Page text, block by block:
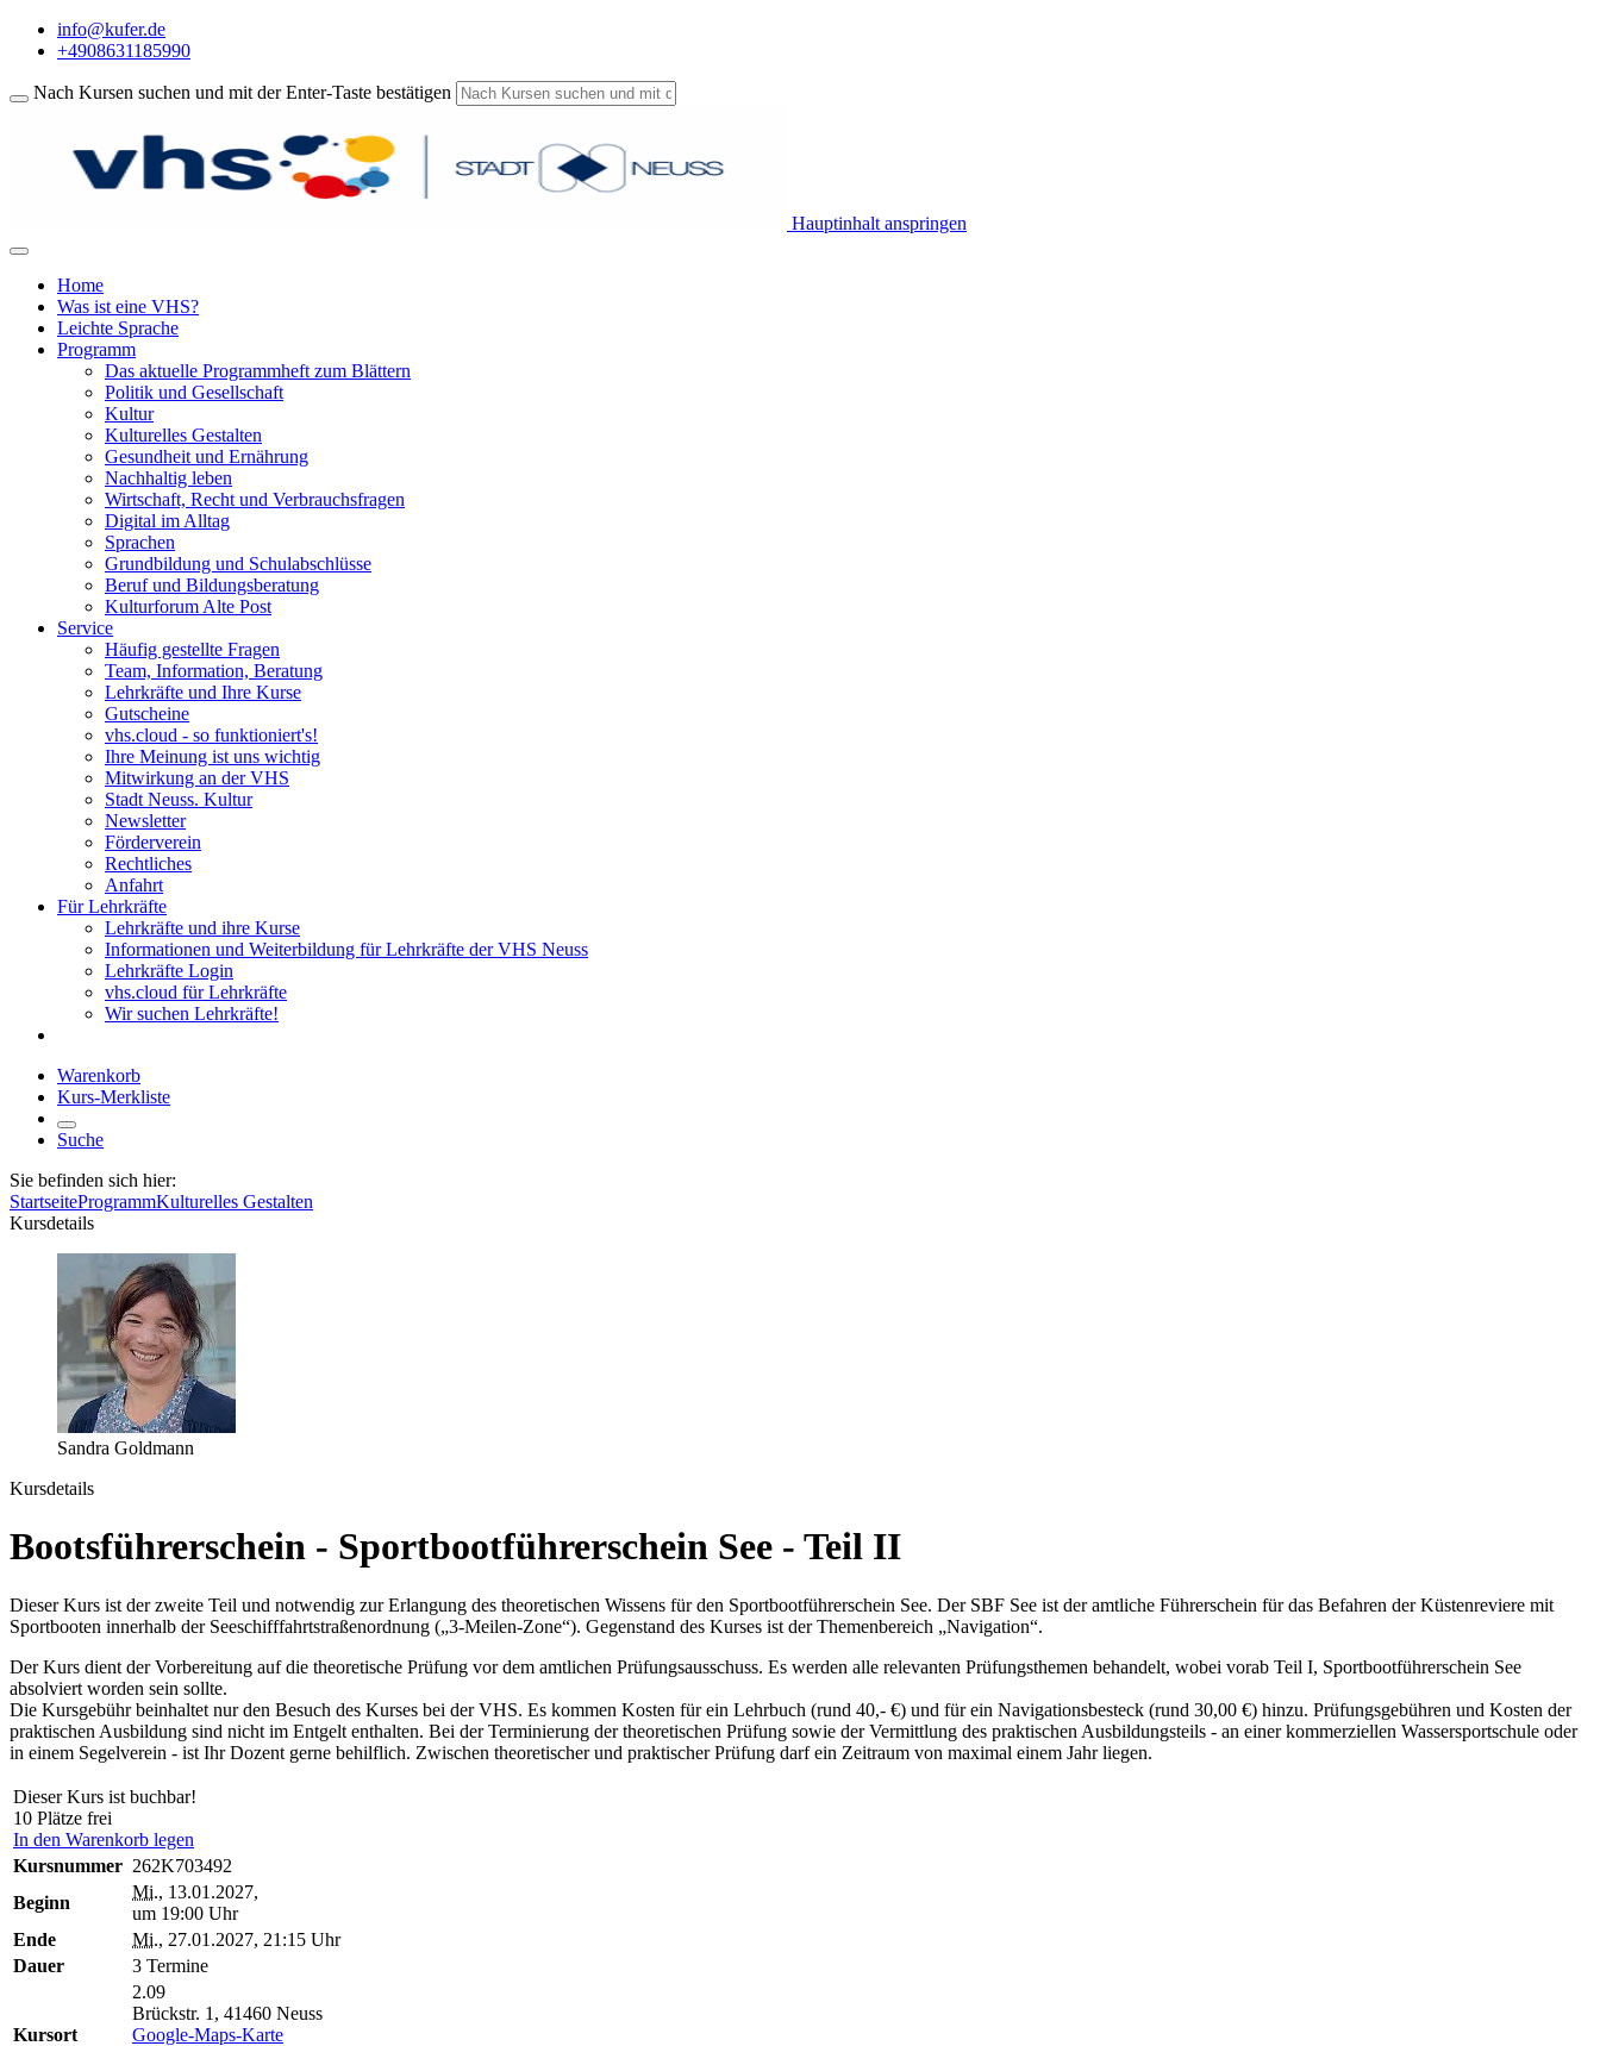
info@kufer.de
+4908631185990
Nach Kursen suchen und mit der Enter-Taste bestätigen
Hauptinhalt anspringen
Home
Was ist eine VHS?
Leichte Sprache
Programm
Das aktuelle Programmheft zum Blättern
Politik und Gesellschaft
Kultur
Kulturelles Gestalten
Gesundheit und Ernährung
Nachhaltig leben
Wirtschaft, Recht und Verbrauchsfragen
Digital im Alltag
Sprachen
Grundbildung und Schulabschlüsse
Beruf und Bildungsberatung
Kulturforum Alte Post
Service
Häufig gestellte Fragen
Team, Information, Beratung
Lehrkräfte und Ihre Kurse
Gutscheine
vhs.cloud - so funktioniert's!
Ihre Meinung ist uns wichtig
Mitwirkung an der VHS
Stadt Neuss. Kultur
Newsletter
Förderverein
Rechtliches
Anfahrt
Für Lehrkräfte
Lehrkräfte und ihre Kurse
Informationen und Weiterbildung für Lehrkräfte der VHS Neuss
Lehrkräfte Login
vhs.cloud für Lehrkräfte
Wir suchen Lehrkräfte!
Warenkorb
Kurs-Merkliste
Suche
Sie befinden sich hier:
StartseiteProgrammKulturelles Gestalten
Kursdetails
Sandra Goldmann
Kursdetails
Bootsführerschein - Sportbootführerschein See - Teil II
Dieser Kurs ist der zweite Teil und notwendig zur Erlangung des theoretischen Wissens für den Sportbootführerschein See. Der SBF See ist der amtliche Führerschein für das Befahren der Küstenreviere mit
Sportbooten innerhalb der Seeschifffahrtstraßenordnung („3-Meilen-Zone“). Gegenstand des Kurses ist der Themenbereich „Navigation“.
Der Kurs dient der Vorbereitung auf die theoretische Prüfung vor dem amtlichen Prüfungsausschuss. Es werden alle relevanten Prüfungsthemen behandelt, wobei vorab Teil I, Sportbootführerschein See
absolviert worden sein sollte.
Die Kursgebühr beinhaltet nur den Besuch des Kurses bei der VHS. Es kommen Kosten für ein Lehrbuch (rund 40,- €) und für ein Navigationsbesteck (rund 30,00 €) hinzu. Prüfungsgebühren und Kosten der
praktischen Ausbildung sind nicht im Entgelt enthalten. Bei der Terminierung der theoretischen Prüfung sowie der Vermittlung des praktischen Ausbildungsteils - an einer kommerziellen Wassersportschule oder
in einem Segelverein - ist Ihr Dozent gerne behilflich. Zwischen theoretischer und praktischer Prüfung darf ein Zeitraum von maximal einem Jahr liegen.
Dieser Kurs ist buchbar!
10 Plätze frei
In den Warenkorb legen
Kursnummer 262K703492
Beginn
Mi., 13.01.2027,
um 19:00 Uhr
Ende
Mi., 27.01.2027, 21:15 Uhr
Dauer
3 Termine
Kursort
2.09
Brückstr. 1, 41460 Neuss
Google-Maps-Karte